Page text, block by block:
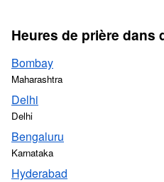
Heures de prière dans
Bombay
Maharashtra
Delhi
Delhi
Bengaluru
Karnataka
Hyderabad